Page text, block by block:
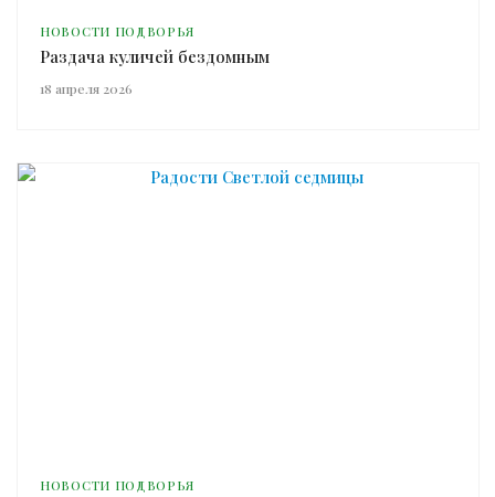
НОВОСТИ ПОДВОРЬЯ
Раздача куличей бездомным
18 апреля 2026
НОВОСТИ ПОДВОРЬЯ